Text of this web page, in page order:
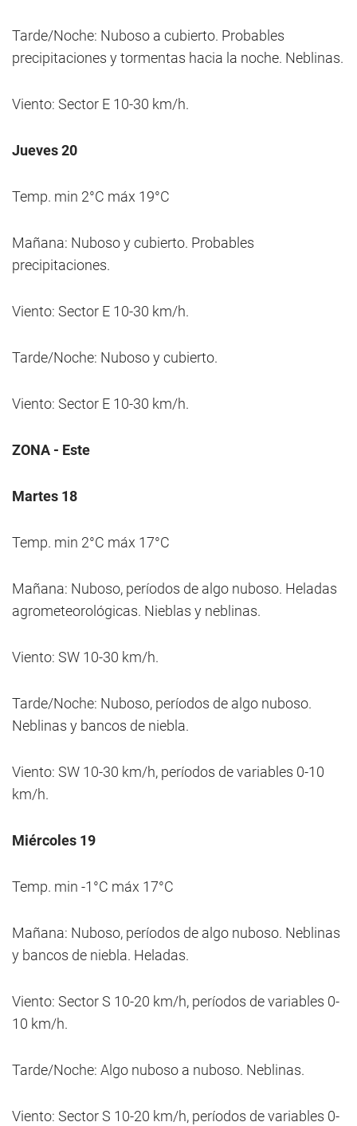
Tarde/Noche: Nuboso a cubierto. Probables
precipitaciones y tormentas hacia la noche. Neblinas.
Viento: Sector E 10-30 km/h.
Jueves 20
Temp. min 2°C máx 19°C
Mañana: Nuboso y cubierto. Probables
precipitaciones.
Viento: Sector E 10-30 km/h.
Tarde/Noche: Nuboso y cubierto.
Viento: Sector E 10-30 km/h.
ZONA - Este
Martes 18
Temp. min 2°C máx 17°C
Mañana: Nuboso, períodos de algo nuboso. Heladas
agrometeorológicas. Nieblas y neblinas.
Viento: SW 10-30 km/h.
Tarde/Noche: Nuboso, períodos de algo nuboso.
Neblinas y bancos de niebla.
Viento: SW 10-30 km/h, períodos de variables 0-10
km/h.
Miércoles 19
Temp. min -1°C máx 17°C
Mañana: Nuboso, períodos de algo nuboso. Neblinas
y bancos de niebla. Heladas.
Viento: Sector S 10-20 km/h, períodos de variables 0-
10 km/h.
Tarde/Noche: Algo nuboso a nuboso. Neblinas.
Viento: Sector S 10-20 km/h, períodos de variables 0-